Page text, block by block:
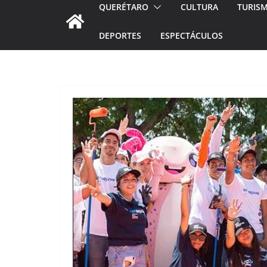
QUERÉTARO CULTURA
DEPORTES ESPECTÁCULOS